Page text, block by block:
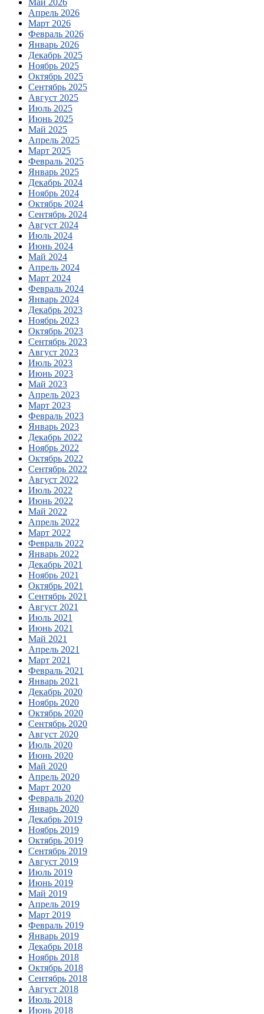
Май 2026
Апрель 2026
Март 2026
Февраль 2026
Январь 2026
Декабрь 2025
Ноябрь 2025
Октябрь 2025
Сентябрь 2025
Август 2025
Июль 2025
Июнь 2025
Май 2025
Апрель 2025
Март 2025
Февраль 2025
Январь 2025
Декабрь 2024
Ноябрь 2024
Октябрь 2024
Сентябрь 2024
Август 2024
Июль 2024
Июнь 2024
Май 2024
Апрель 2024
Март 2024
Февраль 2024
Январь 2024
Декабрь 2023
Ноябрь 2023
Октябрь 2023
Сентябрь 2023
Август 2023
Июль 2023
Июнь 2023
Май 2023
Апрель 2023
Март 2023
Февраль 2023
Январь 2023
Декабрь 2022
Ноябрь 2022
Октябрь 2022
Сентябрь 2022
Август 2022
Июль 2022
Июнь 2022
Май 2022
Апрель 2022
Март 2022
Февраль 2022
Январь 2022
Декабрь 2021
Ноябрь 2021
Октябрь 2021
Сентябрь 2021
Август 2021
Июль 2021
Июнь 2021
Май 2021
Апрель 2021
Март 2021
Февраль 2021
Январь 2021
Декабрь 2020
Ноябрь 2020
Октябрь 2020
Сентябрь 2020
Август 2020
Июль 2020
Июнь 2020
Май 2020
Апрель 2020
Март 2020
Февраль 2020
Январь 2020
Декабрь 2019
Ноябрь 2019
Октябрь 2019
Сентябрь 2019
Август 2019
Июль 2019
Июнь 2019
Май 2019
Апрель 2019
Март 2019
Февраль 2019
Январь 2019
Декабрь 2018
Ноябрь 2018
Октябрь 2018
Сентябрь 2018
Август 2018
Июль 2018
Июнь 2018